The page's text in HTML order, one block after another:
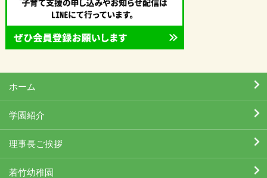
ホーム
学園紹介
理事長ご挨拶
若竹幼稚園